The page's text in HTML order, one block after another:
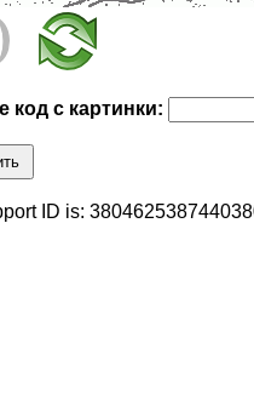
код с картинки:
ID is: